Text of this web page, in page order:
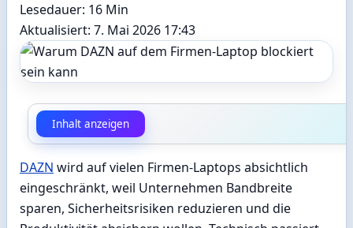
Lesedauer: 16 Min
Aktualisiert: 7. Mai 2026 17:43
Inhalt anzeigen
DAZN wird auf vielen Firmen-Laptops absichtlich
eingeschränkt, weil Unternehmen Bandbreite
sparen, Sicherheitsrisiken reduzieren und die